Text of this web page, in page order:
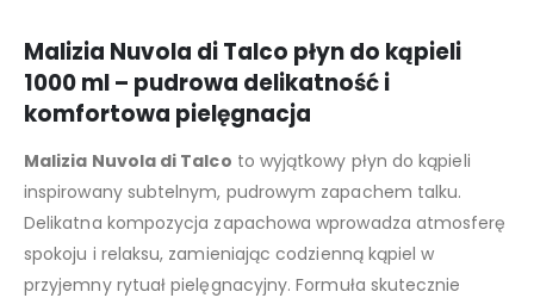
Malizia Nuvola di Talco płyn do kąpieli
1000 ml – pudrowa delikatność i
komfortowa pielęgnacja
Malizia Nuvola di Talco to wyjątkowy płyn do kąpieli
inspirowany subtelnym, pudrowym zapachem talku.
Delikatna kompozycja zapachowa wprowadza atmosferę
spokoju i relaksu, zamieniając codzienną kąpiel w
przyjemny rytuał pielęgnacyjny. Formuła skutecznie